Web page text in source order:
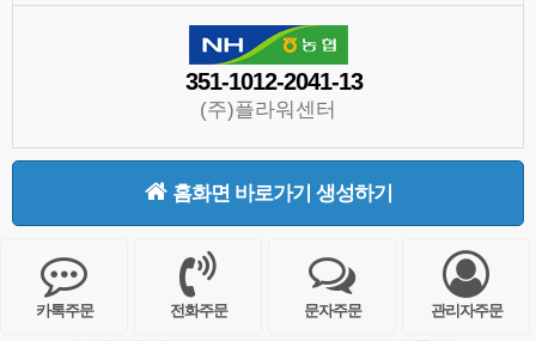
351-1012-2041-13
(주)플라워센터
홈화면 바로가기 생성하기
카톡주문 전화주문 문자주문 관리자주문